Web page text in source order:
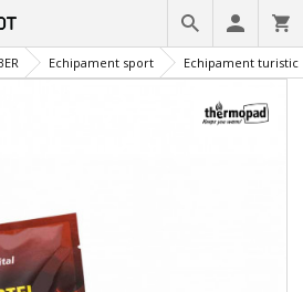
Echipament sport Echipament turistic